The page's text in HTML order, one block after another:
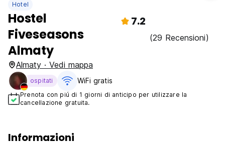
Hotel
Hostel
Fiveseasons
Almaty
7.2
(29 Recensioni)
Almaty · Vedi mappa
ospitati WiFi gratis
Prenota con piú di 1 giorni di anticipo per utilizzare la
cancellazione gratuita.
Informazioni